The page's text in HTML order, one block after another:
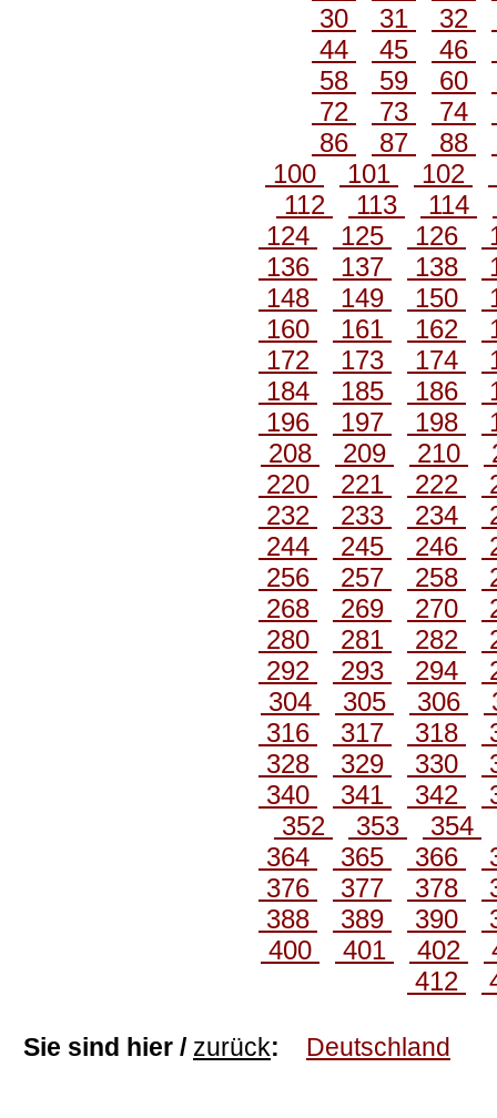
30
31 32
44
45 46
58
59 60
72
73 74
86
87 88
100
101 102
112
113 114
124
125 126
136
137 138
148
149 150
160
161 162
172
173 174
184
185 186
196
197 198
208
209 210
220
221 222
232
233 234
244
245 246
256
257 258
268
269 270
280
281 282
292
293 294
304
305 306
316
317 318
328
329 330
340
341 342
352
353
354
364
365 366
376
377 378
388
389 390
400
401 402
412
Sie sind hier / zurück: Deutschland